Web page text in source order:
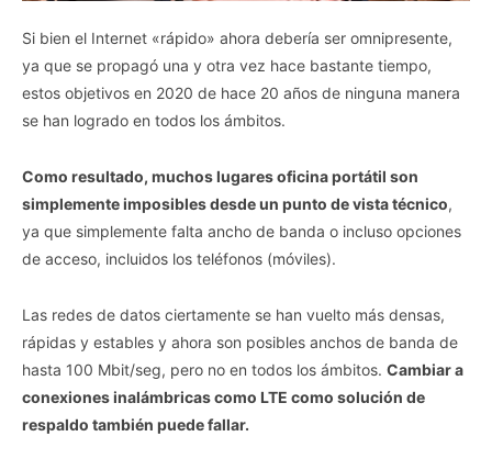
Si bien el Internet «rápido» ahora debería ser omnipresente,
ya que se propagó una y otra vez hace bastante tiempo,
estos objetivos en 2020 de hace 20 años de ninguna manera
se han logrado en todos los ámbitos.
Como resultado, muchos lugares oficina portátil son
simplemente imposibles desde un punto de vista técnico,
ya que simplemente falta ancho de banda o incluso opciones
de acceso, incluidos los teléfonos (móviles).
Las redes de datos ciertamente se han vuelto más densas,
rápidas y estables y ahora son posibles anchos de banda de
hasta 100 Mbit/seg, pero no en todos los ámbitos. Cambiar a
conexiones inalámbricas como LTE como solución de
respaldo también puede fallar.